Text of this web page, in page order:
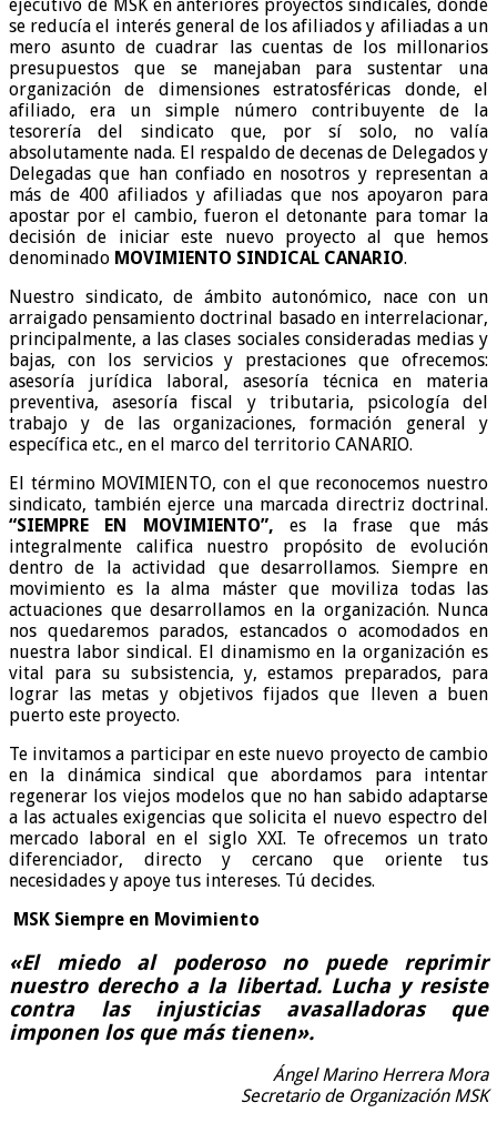
ejecutivo de MSK en anteriores proyectos sindicales, donde
se reducía el interés general de los afiliados y afiliadas a un
mero asunto de cuadrar las cuentas de los millonarios
presupuestos que se manejaban para sustentar una
organización de dimensiones estratosféricas donde, el
afiliado, era un simple número contribuyente de la
tesorería del sindicato que, por sí solo, no valía
absolutamente nada. El respaldo de decenas de Delegados y
Delegadas que han confiado en nosotros y representan a
más de 400 afiliados y afiliadas que nos apoyaron para
apostar por el cambio, fueron el detonante para tomar la
decisión de iniciar este nuevo proyecto al que hemos
denominado MOVIMIENTO SINDICAL CANARIO.
Nuestro sindicato, de ámbito autonómico, nace con un
arraigado pensamiento doctrinal basado en interrelacionar,
principalmente, a las clases sociales consideradas medias y
bajas, con los servicios y prestaciones que ofrecemos:
asesoría jurídica laboral, asesoría técnica en materia
preventiva, asesoría fiscal y tributaria, psicología del
trabajo y de las organizaciones, formación general y
específica etc., en el marco del territorio CANARIO.
El término MOVIMIENTO, con el que reconocemos nuestro
sindicato, también ejerce una marcada directriz doctrinal.
“SIEMPRE EN MOVIMIENTO”, es la frase que más
integralmente califica nuestro propósito de evolución
dentro de la actividad que desarrollamos. Siempre en
movimiento es la alma máster que moviliza todas las
actuaciones que desarrollamos en la organización. Nunca
nos quedaremos parados, estancados o acomodados en
nuestra labor sindical. El dinamismo en la organización es
vital para su subsistencia, y, estamos preparados, para
lograr las metas y objetivos fijados que lleven a buen
puerto este proyecto.
Te invitamos a participar en este nuevo proyecto de cambio
en la dinámica sindical que abordamos para intentar
regenerar los viejos modelos que no han sabido adaptarse
a las actuales exigencias que solicita el nuevo espectro del
mercado laboral en el siglo XXI. Te ofrecemos un trato
diferenciador, directo y cercano que oriente tus
necesidades y apoye tus intereses. Tú decides.
MSK Siempre en Movimiento
«El miedo al poderoso no puede reprimir
nuestro derecho a la libertad. Lucha y resiste
contra las injusticias avasalladoras que
imponen los que más tienen».
Ángel Marino Herrera Mora
Secretario de Organización MSK